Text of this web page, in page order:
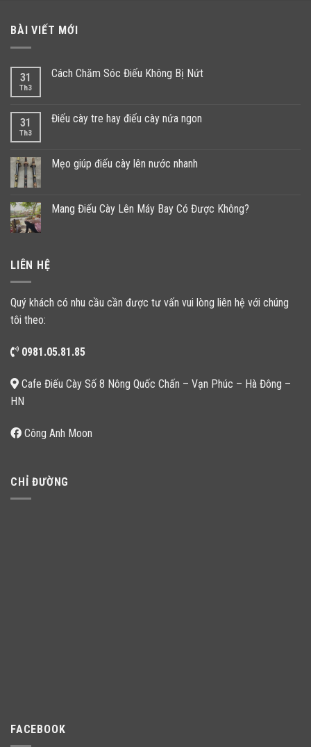
BÀI VIẾT MỚI
31
Th3
Cách Chăm Sóc Điếu Không Bị Nứt
31
Th3
Điếu cày tre hay điếu cày nứa ngon
Mẹo giúp điếu cày lên nước nhanh
Mang Điếu Cày Lên Máy Bay Có Được Không?
LIÊN HỆ
Quý khách có nhu cầu cần được tư vấn vui lòng liên hệ với chúng
tôi theo:
0981.05.81.85
Cafe Điếu Cày Số 8 Nông Quốc Chấn – Vạn Phúc – Hà Đông –
HN
Công Anh Moon
CHỈ ĐƯỜNG
FACEBOOK